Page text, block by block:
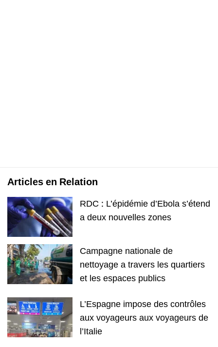
Articles en Relation
RDC : L’épidémie d’Ebola s’étend
a deux nouvelles zones
Campagne nationale de
nettoyage a travers les quartiers
et les espaces publics
L’Espagne impose des contrôles
aux voyageurs aux voyageurs de
l’Italie